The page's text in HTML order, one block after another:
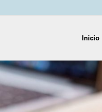
Inicio